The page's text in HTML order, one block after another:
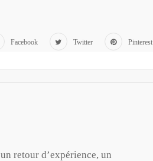
Facebook Twitter Pinterest
retour d’expérience, un